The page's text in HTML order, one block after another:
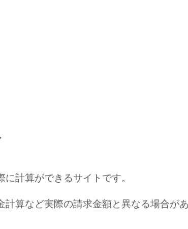
計算ができるサイトです。
算など実際の請求金額と異なる場合が